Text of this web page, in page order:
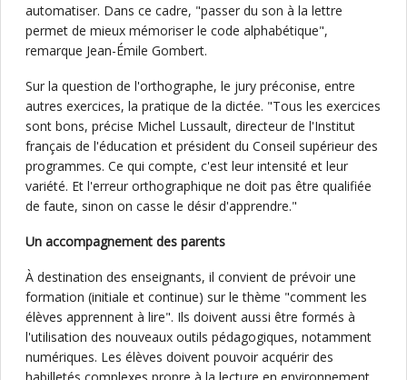
automatiser. Dans ce cadre, "passer du son à la lettre
permet de mieux mémoriser le code alphabétique",
remarque Jean-Émile Gombert.
Sur la question de l'orthographe, le jury préconise, entre
autres exercices, la pratique de la dictée. "Tous les exercices
sont bons, précise Michel Lussault, directeur de l'Institut
français de l'éducation et président du Conseil supérieur des
programmes. Ce qui compte, c'est leur intensité et leur
variété. Et l'erreur orthographique ne doit pas être qualifiée
de faute, sinon on casse le désir d'apprendre."
Un accompagnement des parents
À destination des enseignants, il convient de prévoir une
formation (initiale et continue) sur le thème "comment les
élèves apprennent à lire". Ils doivent aussi être formés à
l'utilisation des nouveaux outils pédagogiques, notamment
numériques. Les élèves doivent pouvoir acquérir des